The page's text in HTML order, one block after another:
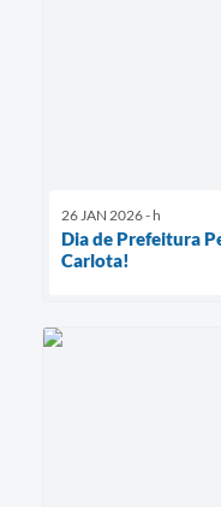
26 JAN 2026 - h
Dia de Prefeitura
Carlota!